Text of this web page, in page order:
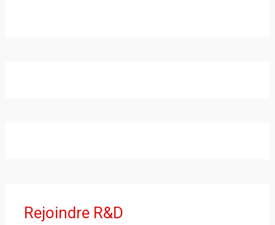
Rejoindre R&D